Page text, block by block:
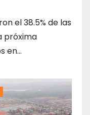
el 38.5% de las
próxima
en…